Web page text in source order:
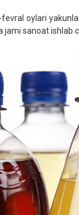
oylari
jami sanoat ishlab